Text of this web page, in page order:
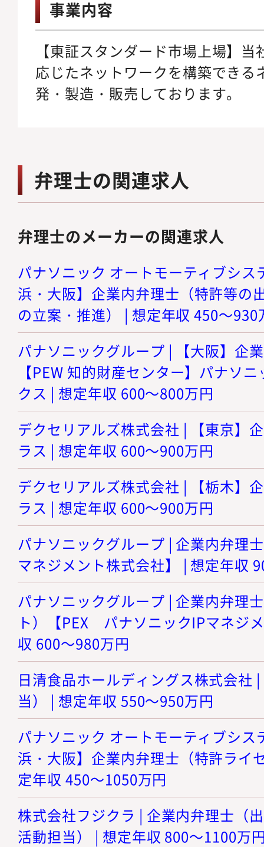
事業内容
【東証スタンダード市場上場】
応じたネットワークを構築できる
発・製造・販売しております。
弁理士の関連求人
弁理士のメーカーの関連求人
パナソニック オートモーティブシス
浜・大阪】企業内弁理士（特許等の
の立案・推進） | 想定年収 450～930
パナソニックグループ | 【大阪】企
【PEW 知的財産センター】パナソ
クス | 想定年収 600～800万円
デクセリアルズ株式会社 | 【東京】
ラス | 想定年収 600～900万円
デクセリアルズ株式会社 | 【栃木】
ラス | 想定年収 600～900万円
パナソニックグループ | 企業内弁理
マネジメント株式会社】 | 想定年収
パナソニックグループ | 企業内弁理
ト）【PEX パナソニックIPマネジ
収 600～980万円
日清食品ホールディングス株式会社
当） | 想定年収 550～950万円
パナソニック オートモーティブシス
浜・大阪】企業内弁理士（特許ライ
定年収 450～1050万円
株式会社フジクラ | 企業内弁理士（
活動担当） | 想定年収 800～1100万